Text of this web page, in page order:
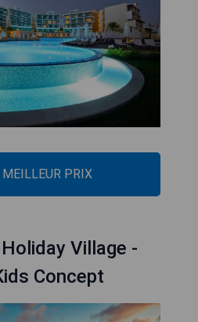
PRIX
Village -
Concept